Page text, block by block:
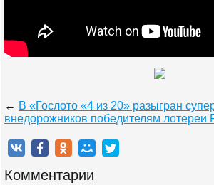
← В «Гослото «4 из 20» разыгран
внедорожников победителям лотереи
Комментарии